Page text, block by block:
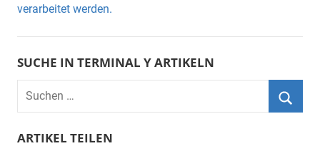
verarbeitet werden.
SUCHE IN TERMINAL Y ARTIKELN
Suchen
nach:
ARTIKEL TEILEN